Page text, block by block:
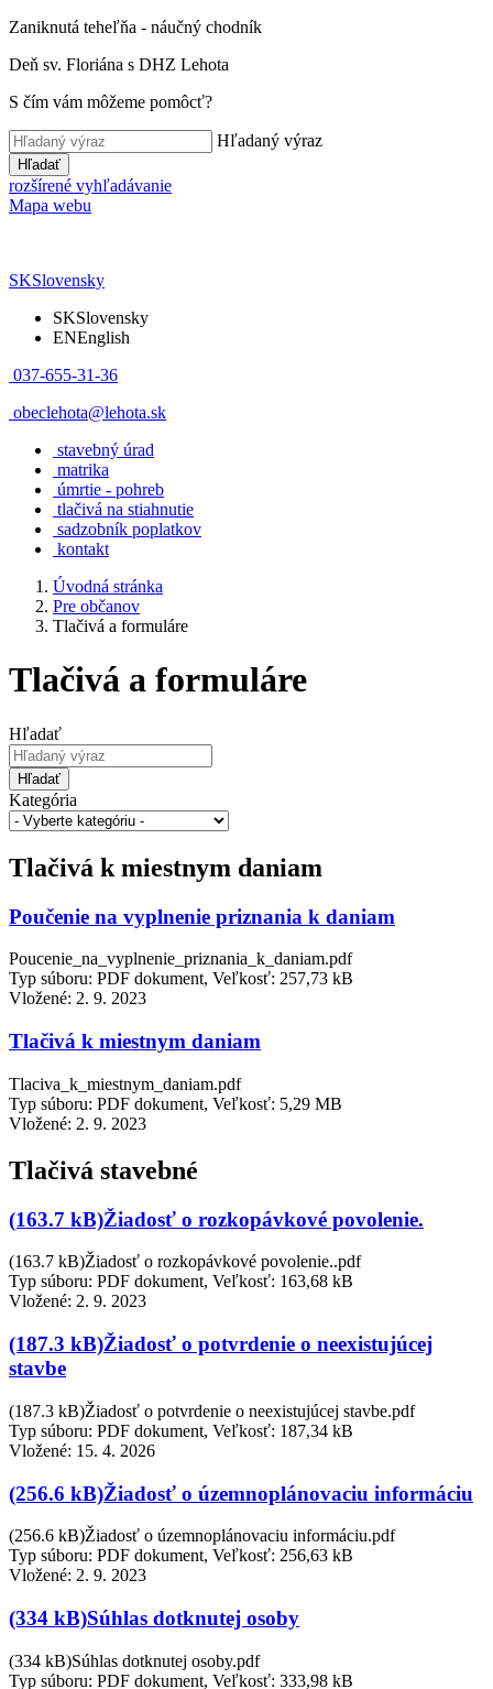
Zaniknutá teheľňa - náučný chodník
Deň sv. Floriána s DHZ Lehota
S čím vám môžeme pomôcť?
Hľadaný výraz
Hľadať
rozšírené vyhľadávanie
Mapa webu
SKSlovensky
SKSlovensky
ENEnglish
037-655-31-36
obeclehota@lehota.sk
stavebný úrad
matrika
úmrtie - pohreb
tlačivá na stiahnutie
sadzobník poplatkov
kontakt
Úvodná stránka
Pre občanov
Tlačivá a formuláre
Tlačivá a formuláre
Hľadať
Hľadať
Kategória
Tlačivá k miestnym daniam
Poučenie na vyplnenie priznania k daniam
Poucenie_na_vyplnenie_priznania_k_daniam.pdf
Typ súboru: PDF dokument, Veľkosť: 257,73 kB
Vložené: 2. 9. 2023
Tlačivá k miestnym daniam
Tlaciva_k_miestnym_daniam.pdf
Typ súboru: PDF dokument, Veľkosť: 5,29 MB
Vložené: 2. 9. 2023
Tlačivá stavebné
(163.7 kB)Žiadosť o rozkopávkové povolenie.
(163.7 kB)Žiadosť o rozkopávkové povolenie..pdf
Typ súboru: PDF dokument, Veľkosť: 163,68 kB
Vložené: 2. 9. 2023
(187.3 kB)Žiadosť o potvrdenie o neexistujúcej
stavbe
(187.3 kB)Žiadosť o potvrdenie o neexistujúcej stavbe.pdf
Typ súboru: PDF dokument, Veľkosť: 187,34 kB
Vložené: 15. 4. 2026
(256.6 kB)Žiadosť o územnoplánovaciu informáciu
(256.6 kB)Žiadosť o územnoplánovaciu informáciu.pdf
Typ súboru: PDF dokument, Veľkosť: 256,63 kB
Vložené: 2. 9. 2023
(334 kB)Súhlas dotknutej osoby
(334 kB)Súhlas dotknutej osoby.pdf
Typ súboru: PDF dokument, Veľkosť: 333,98 kB